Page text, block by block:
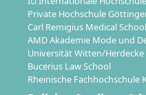
standortunabhängig
Karrierechancen &
Private Hochschule
Carl Remigius Medical School
AMD Akademie Mode und
Universität Witten/Herdecke
Bucerius Law School
Rheinische Fachhochschule